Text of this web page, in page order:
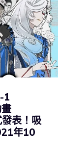
1
發表！吸
年10